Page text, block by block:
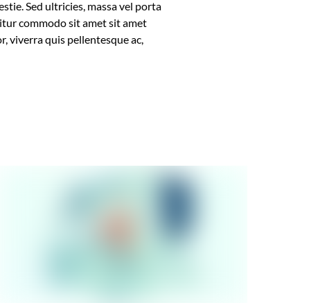
Sed ultricies, massa vel porta
commodo sit amet sit amet
viverra quis pellentesque ac,